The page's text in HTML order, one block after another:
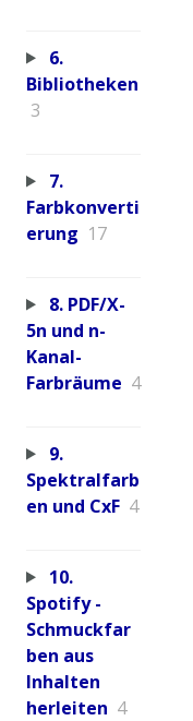
6.
Bibliotheken
3
7.
Farbkonverti
erung 17
8. PDF/X-
5n und n-
Kanal-
Farbräume 4
9.
Spektralfarb
en und CxF 4
10.
Spotify -
Schmuckfar
ben aus
Inhalten
herleiten 4